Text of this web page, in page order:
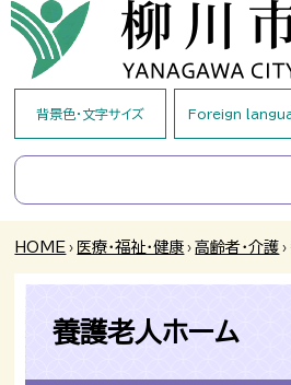
背景色・文字サイズ Foreign
HOME › 医療・福祉・健康 › 高齢者・介護 ›
養護老人ホーム